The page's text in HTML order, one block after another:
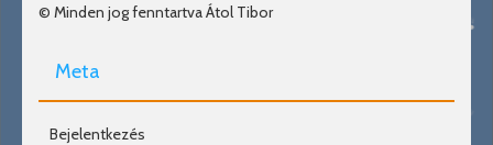
© Minden jog fenntartva Átol Tibor
Meta
Bejelentkezés